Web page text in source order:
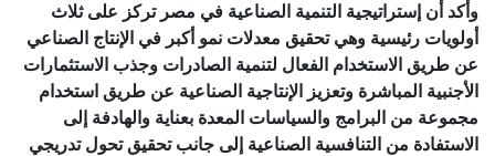
وأكد أن إستراتيجية التنمية الصناعية في مصر تركز على ثلاث
أولويات رئيسية وهي تحقيق معدلات نمو أكبر في الإنتاج الصناعي
عن طريق الاستخدام الفعال لتنمية الصادرات وجذب الاستثمارات
الأجنبية المباشرة وتعزيز الإنتاجية الصناعية عن طريق استخدام
مجموعة من البرامج والسياسات المعدة بعناية والهادفة إلى
الاستفادة من التنافسية الصناعية إلى جانب تحقيق تحول تدريجي